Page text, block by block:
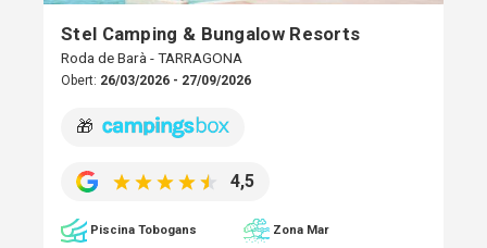
Stel Camping & Bungalow Resorts
Roda de Barà - TARRAGONA
Obert: 26/03/2026 - 27/09/2026
🎁
4,5
Piscina Tobogans Zona Mar